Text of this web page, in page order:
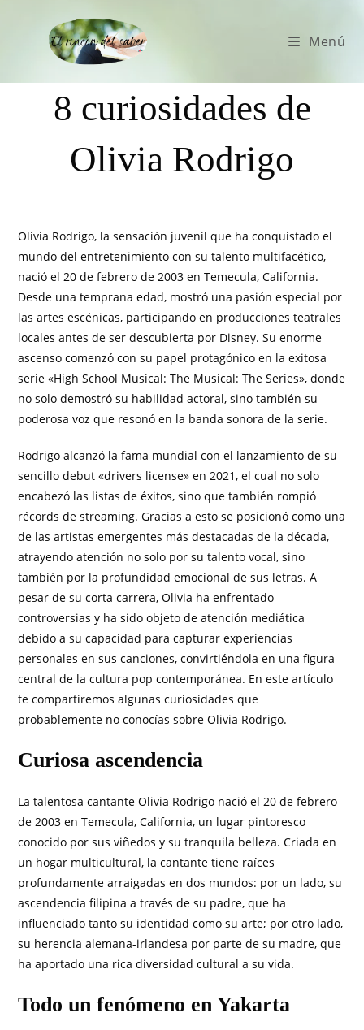
Menú
8 curiosidades de
Olivia Rodrigo
Olivia Rodrigo, la sensación juvenil que ha conquistado el
mundo del entretenimiento con su talento multifacético,
nació el 20 de febrero de 2003 en Temecula, California.
Desde una temprana edad, mostró una pasión especial por
las artes escénicas, participando en producciones teatrales
locales antes de ser descubierta por Disney. Su enorme
ascenso comenzó con su papel protagónico en la exitosa
serie «High School Musical: The Musical: The Series», donde
no solo demostró su habilidad actoral, sino también su
poderosa voz que resonó en la banda sonora de la serie.
Rodrigo alcanzó la fama mundial con el lanzamiento de su
sencillo debut «drivers license» en 2021, el cual no solo
encabezó las listas de éxitos, sino que también rompió
récords de streaming. Gracias a esto se posicionó como una
de las artistas emergentes más destacadas de la década,
atrayendo atención no solo por su talento vocal, sino
también por la profundidad emocional de sus letras. A
pesar de su corta carrera, Olivia ha enfrentado
controversias y ha sido objeto de atención mediática
debido a su capacidad para capturar experiencias
personales en sus canciones, convirtiéndola en una figura
central de la cultura pop contemporánea. En este artículo
te compartiremos algunas curiosidades que
probablemente no conocías sobre Olivia Rodrigo.
Curiosa ascendencia
La talentosa cantante Olivia Rodrigo nació el 20 de febrero
de 2003 en Temecula, California, un lugar pintoresco
conocido por sus viñedos y su tranquila belleza. Criada en
un hogar multicultural, la cantante tiene raíces
profundamente arraigadas en dos mundos: por un lado, su
ascendencia filipina a través de su padre, que ha
influenciado tanto su identidad como su arte; por otro lado,
su herencia alemana-irlandesa por parte de su madre, que
ha aportado una rica diversidad cultural a su vida.
Todo un fenómeno en Yakarta